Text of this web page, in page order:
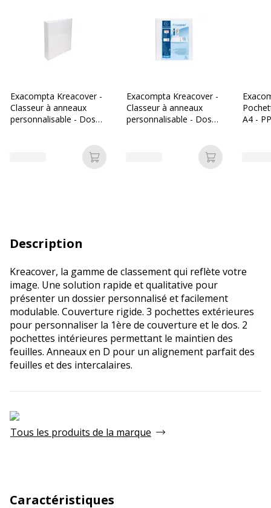
Exacompta Kreacover -
Classeur à anneaux
personnalisable - Dos
pochettes extérieures
Ajouter au panier
Exacompta Kreacover -
Classeur à anneaux
personnalisable - Dos
pochettes extérieures
Ajouter au
A4 -
Description
Kreacover, la gamme de classement qui reflète votre
image. Une solution rapide et qualitative pour
présenter un dossier personnalisé et facilement
modulable. Couverture rigide. 3 pochettes extérieures
pour personnaliser la 1ère de couverture et le dos. 2
pochettes intérieures permettant le maintien des
feuilles. Anneaux en D pour un alignement parfait des
feuilles et des intercalaires.
Tous les produits de la marque
Caractéristiques